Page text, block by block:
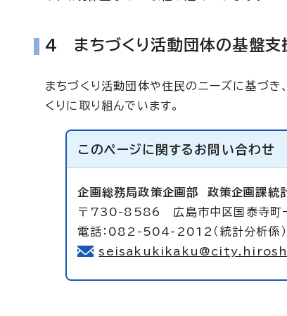
4 まちづくり活動団体の基盤支
まちづくり活動団体や住民のニーズに基づ
くりに取り組んでいます。
このページに関する お問い合わせ
企画総務局政策企画部 政策企画課統
〒730-8586 広島市中区国泰寺町
電話：082-504-2012（統計分析